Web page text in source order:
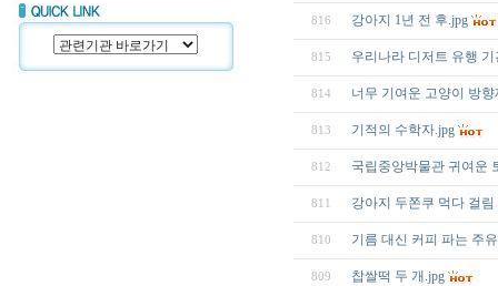
816 강아지 1년 전 후.jpg
815 우리나라 디저트 유행 기
814 너무 기여운 고양이 방
813 기적의 수학자.jpg
812 국립중앙박물관 귀여운
811 강아지 두쫀쿠 먹다 걸림
810 기름 대신 커피 파는 주
809 찹쌀떡 두 개.jpg